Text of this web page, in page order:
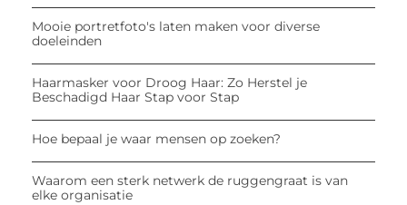
Mooie portretfoto's laten maken voor diverse
doeleinden
Haarmasker voor Droog Haar: Zo Herstel je
Beschadigd Haar Stap voor Stap
Hoe bepaal je waar mensen op zoeken?
Waarom een sterk netwerk de ruggengraat is van
elke organisatie